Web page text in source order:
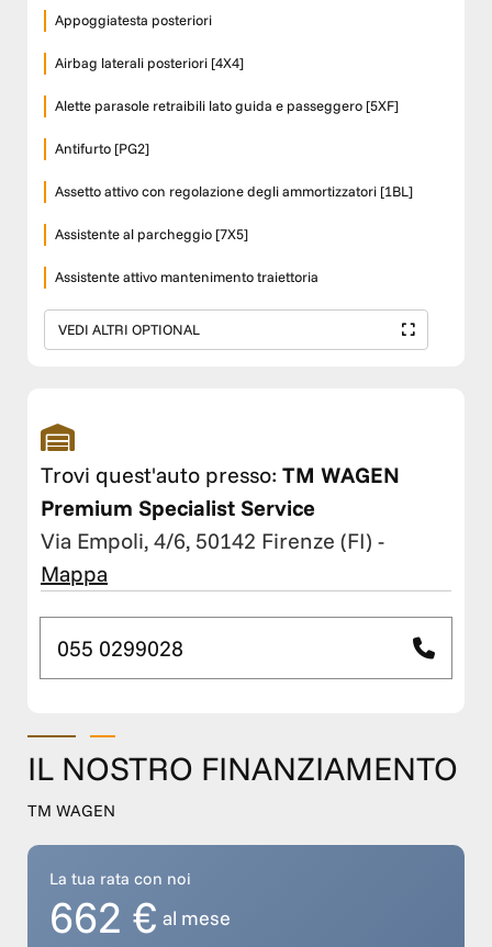
Appoggiatesta posteriori
Airbag laterali posteriori [4X4]
Alette parasole retraibili lato guida e passeggero [5XF]
Antifurto [PG2]
Assetto attivo con regolazione degli ammortizzatori [1BL]
Assistente al parcheggio [7X5]
Assistente attivo mantenimento traiettoria
VEDI ALTRI OPTIONAL
Trovi quest'auto presso: TM WAGEN
Premium Specialist Service
Via Empoli, 4/6, 50142 Firenze (FI) -
Mappa
055 0299028
IL NOSTRO FINANZIAMENTO
TM WAGEN
La tua rata con noi
662 € al mese